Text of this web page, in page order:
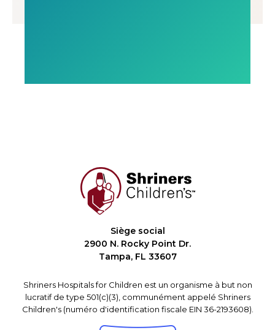
Siège social
2900 N. Rocky Point Dr.
Tampa, FL 33607
Shriners Hospitals for Children est un organisme à but non
lucratif de type 501(c)(3), communément appelé Shriners
Children's (numéro d'identification fiscale EIN 36-2193608).